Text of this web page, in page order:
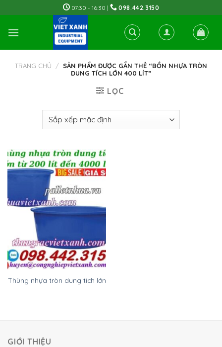
to
content
07:30 - 16:30 | 098.442.3150
TRANG CHỦ / SẢN PHẨM ĐƯỢC GẮN THẺ “BỒN NHỰA TRÒN
DUNG TÍCH LỚN 400 LÍT”
LỌC
Thùng nhựa tròn dung tích lớn
GIỚI THIỆU